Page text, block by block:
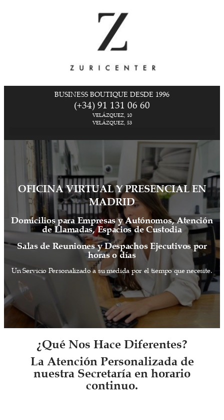
BUSINESS BOUTIQUE DESDE 1996
(+34) 91 131 06 60
VELÁZQUEZ, 10
VELÁZQUEZ, 53
OFICINA VIRTUAL Y PRESENCIAL EN
MADRID
Domicilios para Empresas y Autónomos, Atención
de Llamadas, Espacios de Custodia
Salas de Reuniones y Despachos Ejecutivos por
horas o días
Un Servicio Personalizado a su medida por el tiempo que necesite.
¿Qué Nos Hace Diferentes?
La Atención Personalizada de
nuestra Secretaría en horario
continuo.